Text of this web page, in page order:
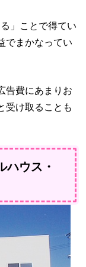
」ことで得てい
でまかなってい
告費にあまりお
受け取ることも
ハウス・